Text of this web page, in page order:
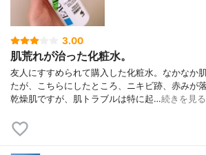
3.00
肌荒れが治った化粧水。
友人にすすめられて購入した化粧水。なかなか
たが、こちらにしたところ、ニキビ跡、赤みが
乾燥肌ですが、肌トラブルは特に起…続きを見る